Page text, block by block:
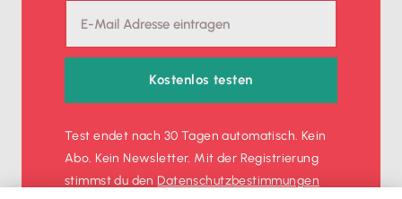
Kostenlos testen
Test endet nach 30 Tagen automatisch. Kein
Abo. Kein Newsletter. Mit der Registrierung
stimmst du denDatenschutz­bestimmungen